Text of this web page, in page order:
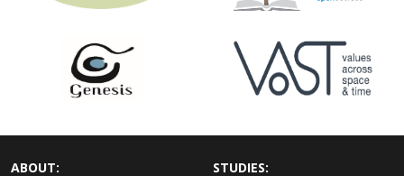
ABOUT: STUDIES: